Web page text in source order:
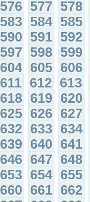
576 577 578
583 584 585
590 591 592
597 598 599
604 605 606
611 612 613
618 619 620
625 626 627
632 633 634
639 640 641
646 647 648
653 654 655
660 661 662